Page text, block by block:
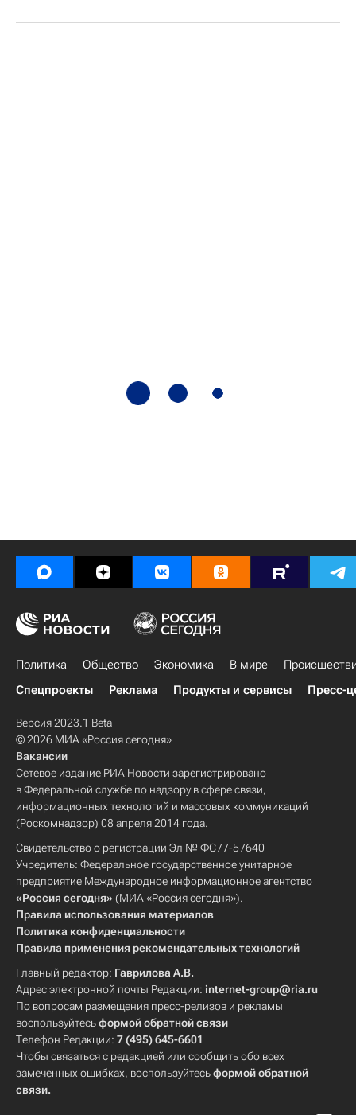
Политика Общество Экономика В мире
Спецпроекты
Реклама Продукты и сервисы Пресс-
Версия 2023.1 Beta
© 2026 МИА «Россия сегодня»
Вакансии
Сетевое издание РИА Новости зарегистрировано
в Федеральной службе по надзору в сфере связи,
информационных технологий и массовых коммуникаций
(Роскомнадзор) 08 апреля 2014 года.
Свидетельство о регистрации Эл № ФС77-57640
Учредитель: Федеральное государственное унитарное
предприятие Международное информационное агентство
«Россия сегодня» (МИА «Россия сегодня»).
Правила использования материалов
Политика конфиденциальности
Правила применения рекомендательных технологий
Главный редактор: Гаврилова А.В.
Адрес электронной почты Редакции: internet-group@ria.ru
По вопросам размещения пресс-релизов и рекламы
воспользуйтесьформой обратной связи
Телефон Редакции: 7 (495) 645-6601
Чтобы связаться с редакцией или сообщить обо всех
замеченных ошибках, воспользуйтесьформой обратной
связи.